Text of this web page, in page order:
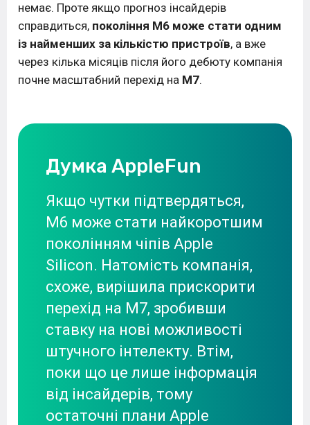
немає. Проте якщо прогноз інсайдерів
справдиться, покоління M6 може стати одним
із найменших за кількістю пристроїв, а вже
через кілька місяців після його дебюту компанія
почне масштабний перехід на M7.
Думка AppleFun
Якщо чутки підтвердяться,
M6 може стати найкоротшим
поколінням чіпів Apple
Silicon. Натомість компанія,
схоже, вирішила прискорити
перехід на M7, зробивши
ставку на нові можливості
штучного інтелекту. Втім,
поки що це лише інформація
від інсайдерів, тому
остаточні плани Apple